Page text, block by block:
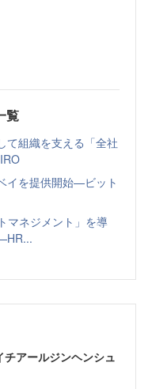
覧
て組織を支える「全社
イを提供開始—ビット
マネジメント」を導
アールジンヘンシュ